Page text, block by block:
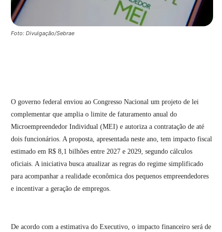
Foto: Divulgação/Sebrae
O governo federal enviou ao Congresso Nacional um projeto de lei
complementar que amplia o limite de faturamento anual do
Microempreendedor Individual (MEI) e autoriza a contratação de até
dois funcionários. A proposta, apresentada neste ano, tem impacto fiscal
estimado em R$ 8,1 bilhões entre 2027 e 2029, segundo cálculos
oficiais. A iniciativa busca atualizar as regras do regime simplificado
para acompanhar a realidade econômica dos pequenos empreendedores
e incentivar a geração de empregos.
De acordo com a estimativa do Executivo, o impacto financeiro será de